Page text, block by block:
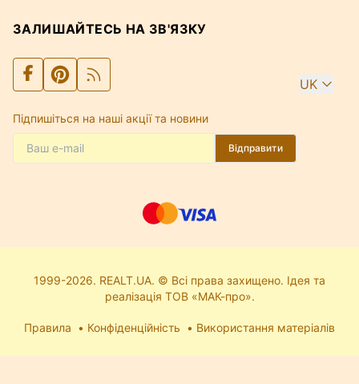
ЗАЛИШАЙТЕСЬ НА ЗВ'ЯЗКУ
UK
Підпишіться на наші акції та новини
Відправити
1999-2026. REALT.UA. © Всі права захищено. Ідея та
реалізація ТОВ «МАК-про».
Правила Конфіденційність Використання матеріалів